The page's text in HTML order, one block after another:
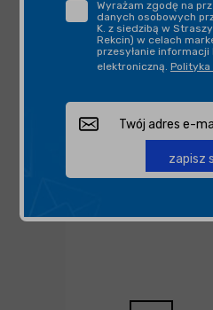
Wyrażam zgodę na
danych osobowych
K. z siedzibą w
Rekcin) w celach
przesyłanie
elektroniczną.
zapisz